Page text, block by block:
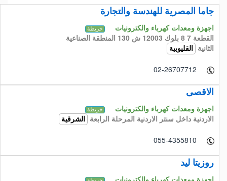
جاما المصرية للهندسة والتجارة
اجهزة ومعدات كهرباء والكترونيات خريطة
القطعة 7 8 بلوك 12003 ش 130 المنطقة الصناعية
الثانية
القليوبية
02-26707712
الاقصى
اجهزة ومعدات كهرباء والكترونيات خريطة
الاردنية داخل سنتر الاردنية المرحلة الرابعة الشرقية
055-4355810
روزيتا ليد
اجهزة ومعدات كهرباء والكترونيات